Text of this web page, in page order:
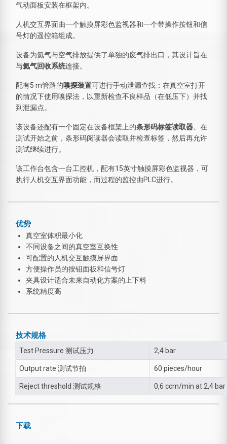
气动面板安装在框架内。
人机交互界面由一个触摸屏彩色监视器和一个带操作按钮和信
号灯的遥控箱组成。
设备为氦气与空气排放提供了单独的废气排出口，其设计旨在
与氦气回收系统连接。
配有5 m管路的嗅探装置可进行手动泄漏查找：在真空室打开
的情况下使用嗅探法，以重新检查不良样品（在低压下）并找
到泄漏点。
该设备还配有一个固定在设备框架上的条形码标签读取器。在
测试开始之前，条形码阅读器会读取并检查标签，然后再允许
测试继续进行。
该工作台包含一台工控机，配有15英寸触摸屏彩色监视器，可
执行人机交互界面功能，而过程的监控由PLC进行。
优势
真空室体积最小化
不同设备之间的真空室互换性
可配置的人机交互触摸屏界面
方便操作员的按钮面板和信号灯
夹具设计适合未来自动化方案的上下料
系统精度高
技术规格
Test Pressure 测试压力 2,4 bar
Output rate 测试节拍 60 pieces/hour
Reject threshold 测试规格 0,6 ccm/min at 2,4 bar
下载